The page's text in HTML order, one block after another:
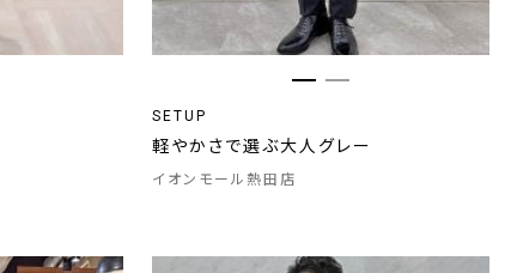
SETUP
軽やかさで選ぶ大人グレー
イオンモール熱田店